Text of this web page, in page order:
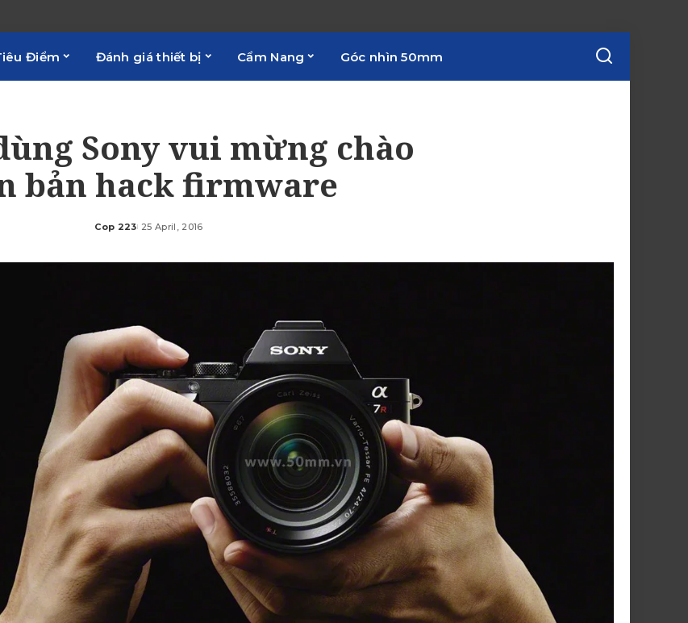
Điểm Đánh giá thiết bị Cẩm Nang Góc nhìn 50mm
Sony vui mừng chào
bản hack firmware
Posted
Cop 223 25 April, 2016